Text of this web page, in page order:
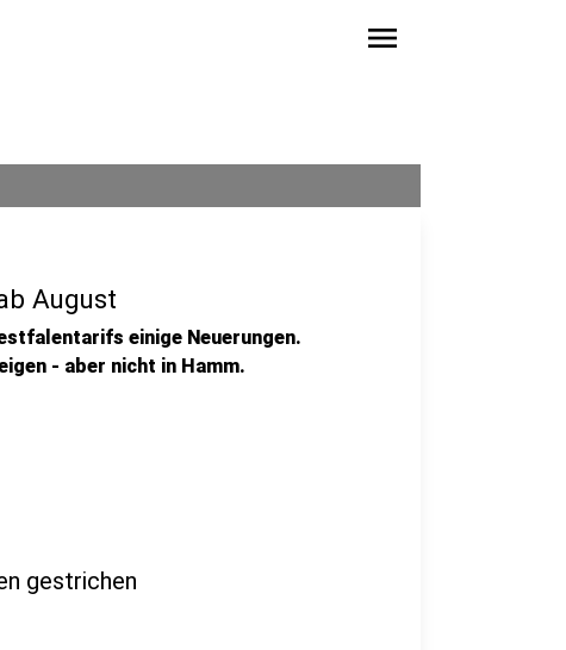
menu
August
einige Neuerungen.
- aber nicht in Hamm.
gestrichen